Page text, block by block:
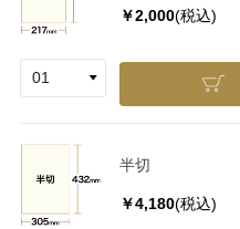
￥2,000(税込)
半切
￥4,180(税込)